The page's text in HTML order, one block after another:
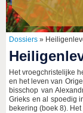
Dossiers »
Het vroegchristelijke
en het leven van
bisschop van
Grieks en al spoedig
bekering (boek 8).